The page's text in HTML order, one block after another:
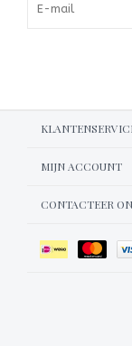
MIJN ACCOUNT
CONTACTEER